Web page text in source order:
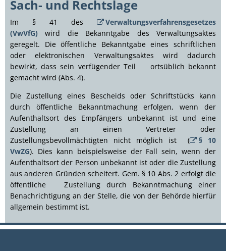
Sach- und Rechtslage
Im § 41 des
Verwaltungsverfahrensgesetzes
(VwVfG)wird die Bekanntgabe des Verwaltungsaktes
geregelt. Die öffentliche Bekanntgabe eines schriftlichen
oder elektronischen Verwaltungsaktes wird dadurch
bewirkt, dass sein verfügender Teil ortsüblich bekannt
gemacht wird (Abs. 4).
Die Zustellung eines Bescheids oder Schriftstücks kann
durch öffentliche Bekanntmachung erfolgen, wenn der
Aufenthaltsort des Empfängers unbekannt ist und eine
Zustellung an einen Vertreter oder
Zustellungsbevollmächtigten nicht möglich ist (
§ 10
VwZG). Dies kann beispielsweise der Fall sein, wenn der
Aufenthaltsort der Person unbekannt ist oder die Zustellung
aus anderen Gründen scheitert. Gem. § 10 Abs. 2 erfolgt die
öffentliche Zustellung durch Bekanntmachung einer
Benachrichtigung an der Stelle, die von der Behörde hierfür
allgemein bestimmt ist.